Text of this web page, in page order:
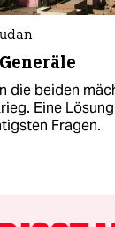
die beiden
Eine
Fragen.